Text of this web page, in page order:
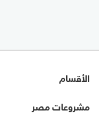
الأقسام
مشروعات مصر